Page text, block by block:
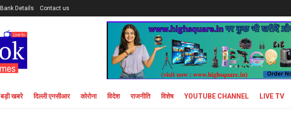
Bank Details Contact us
बड़ी खबरे दिल्ली एनसीआर कोरोना विदेश राजनीति विशेष YOUTUBE CHANNEL LIVE TV